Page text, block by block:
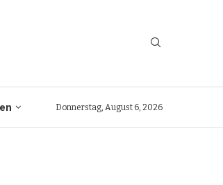
Donnerstag, August 6, 2026